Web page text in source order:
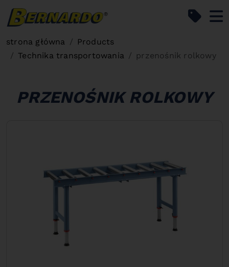
strona główna
Products
Technika transportowania
przenośnik rolkowy
PRZENOŚNIK ROLKOWY